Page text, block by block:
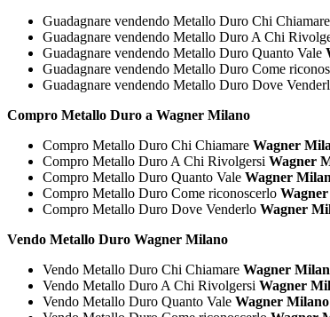
Guadagnare vendendo Metallo Duro Chi Chiamare
Guadagnare vendendo Metallo Duro A Chi
Guadagnare vendendo Metallo Duro Quanto Vale
Guadagnare vendendo Metallo Duro Come
Guadagnare vendendo Metallo Duro Dove
Compro Metallo Duro a Wagner Milano
Compro Metallo Duro Chi Chiamare Wagner
Compro Metallo Duro A Chi Rivolgersi Wagner
Compro Metallo Duro Quanto Vale Wagner
Compro Metallo Duro Come riconoscerlo
Compro Metallo Duro Dove Venderlo Wagner
Vendo Metallo Duro Wagner Milano
Vendo Metallo Duro Chi Chiamare Wagner
Vendo Metallo Duro A Chi Rivolgersi Wagner
Vendo Metallo Duro Quanto Vale Wagner Milano